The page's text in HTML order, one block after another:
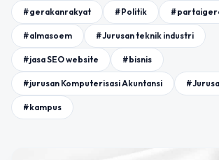
#gerakanrakyat #Politik
#almasoem #Jurusan teknik industri
#jasa SEO website #bisnis
#jurusan Komputerisasi Akuntansi
#kampus